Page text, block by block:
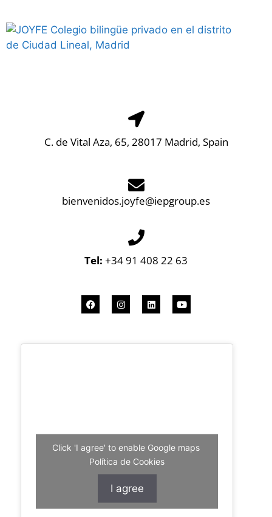
C. de Vital Aza, 65, 28017 Madrid, Spain
bienvenidos.joyfe@iepgroup.es
Tel: +34 91 408 22 63
Click 'I agree' to enable Google maps
Política de Cookies
I agree